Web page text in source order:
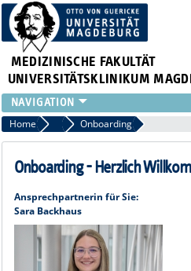
MEDIZINISCHE FAKULTÄT
UNIVERSITÄTSKLINIKUM
INSTITUTE
KLINIKEN
ZENTRALE EINRICHTUNGEN
PRESSE
INTERNATIONAL
INTRANET
Home KarriereOnboarding
Onboarding - Herzlich
Ansprechpartnerin für Sie:
Sara Backhaus